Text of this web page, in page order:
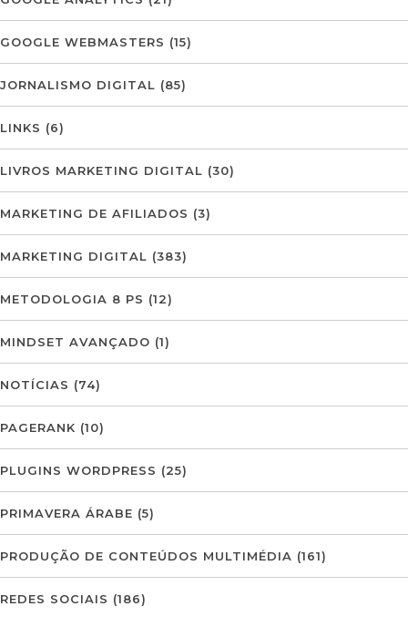
GOOGLE WEBMASTERS (15)
JORNALISMO DIGITAL (85)
LINKS (6)
LIVROS MARKETING DIGITAL (30)
MARKETING DE AFILIADOS (3)
MARKETING DIGITAL (383)
METODOLOGIA 8 PS (12)
MINDSET AVANÇADO (1)
NOTÍCIAS (74)
PAGERANK (10)
PLUGINS WORDPRESS (25)
PRIMAVERA ÁRABE (5)
PRODUÇÃO DE CONTEÚDOS MULTIMÉDIA (161)
REDES SOCIAIS (186)